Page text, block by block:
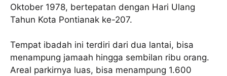
Oktober 1978, bertepatan dengan Hari Ulang
Tahun Kota Pontianak ke-207.
Tempat ibadah ini terdiri dari dua lantai, bisa
menampung jamaah hingga sembilan ribu orang.
Areal parkirnya luas, bisa menampung 1.600